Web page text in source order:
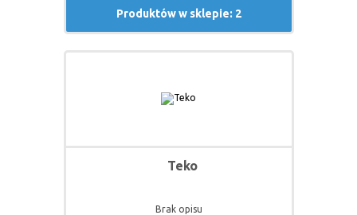
Produktów w sklepie: 2
Teko
Brak opisu